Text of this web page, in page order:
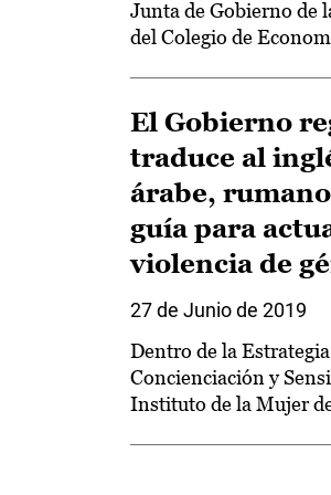
Junta de Gobierno de
del Colegio de
El Gobierno
traduce al
árabe,
guía para
violencia de
27 de Junio de 2019
Dentro de la
Concienciación y
Instituto de la Mujer